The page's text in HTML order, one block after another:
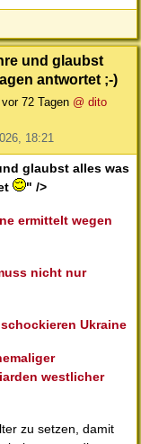
und glaubst
antwortet ;-)
vor 72 Tagen @ dito
18:21
glaubst alles was
" />
ermittelt wegen
nicht nur
Ukraine
westlicher
zu setzen, damit